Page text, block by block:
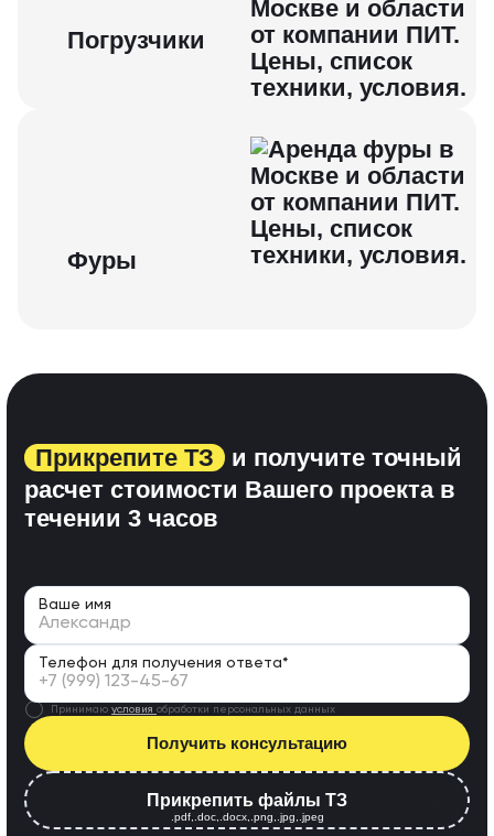
Погрузчики
Фуры
Прикрепите ТЗ
и получите точный
расчет стоимости Вашего проектав
течении 3 часов
Ваше имя
Телефон для получения ответа*
Принимаю условия обработки персональных данных
Получить консультацию
Прикрепить файлы ТЗ
.pdf,.doc,.docx,.png,.jpg,.jpeg